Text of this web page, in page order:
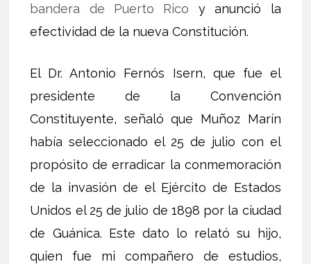
bandera de Puerto Rico y anunció la
efectividad de la nueva Constitución.
El Dr. Antonio Fernós Isern, que fue el
presidente de la Convención
Constituyente, señaló que Muñoz Marín
había seleccionado el 25 de julio con el
propósito de erradicar la conmemoración
de la invasión de el Ejército de Estados
Unidos el 25 de julio de 1898 por la ciudad
de Guánica. Este dato lo relató su hijo,
quien fue mi compañero de estudios,